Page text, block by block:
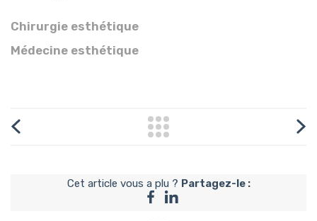
Chirurgie esthétique
Médecine esthétique
Cet article vous a plu ? Partagez-le :